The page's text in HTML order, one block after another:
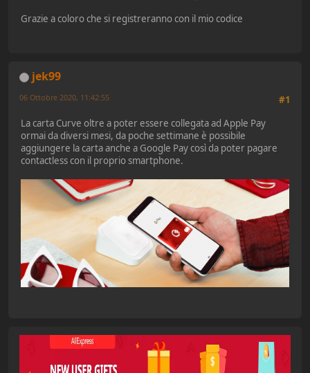
Grazie a coloro che si registreranno con il mio codice
jek99
#1
06 Ottobre 2020, 11:42:55
La carta Curve oltre a poter essere collegata ad Apple Pay
ormai da diversi mesi, da poche settimane è possibile
aggiungere la carta anche a Google Pay così da poter pagare
contactless con il proprio smartphone.